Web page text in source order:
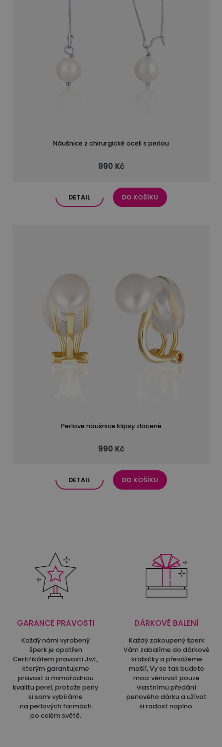
Náušnice z chirurgické oceli s perlou
990 Kč
DETAIL DO KOŠÍKU
Perlové náušnice klipsy zlacené
990 Kč
DETAIL DO KOŠÍKU
GARANCE PRAVOSTI
Každý námi vyrobený
šperk je opatřen
Certifikátem pravosti JwL,
kterým garantujeme
pravost a mimořádnou
kvalitu perel, protože perly
si sami vybíráme
na perlových farmách
po celém světě.
DÁRKOVÉ BALENÍ
Každý zakoupený šperk
Vám zabalíme do dárkové
krabičky a převážeme
mašlí, Vy se tak budete
moci věnovat pouze
vlastnímu předání
perlového dárku a užívat
si radost naplno.